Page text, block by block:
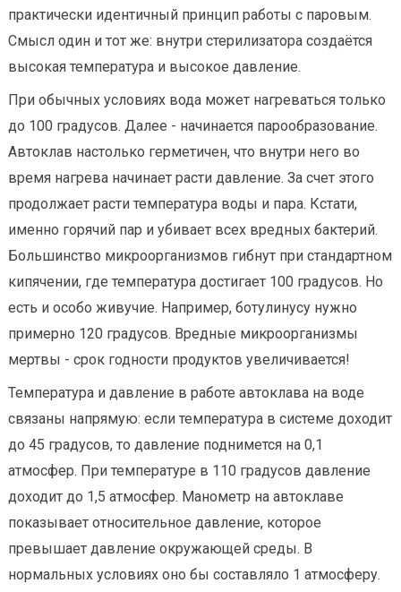
практически идентичный принцип работы с паровым.
Смысл один и тот же: внутри стерилизатора создаётся
высокая температура и высокое давление.
При обычных условиях вода может нагреваться только
до 100 градусов. Далее - начинается парообразование.
Автоклав настолько герметичен, что внутри него во
время нагрева начинает расти давление. За счет этого
продолжает расти температура воды и пара. Кстати,
именно горячий пар и убивает всех вредных бактерий.
Большинство микроорганизмов гибнут при стандартном
кипячении, где температура достигает 100 градусов. Но
есть и особо живучие. Например, ботулинусу нужно
примерно 120 градусов. Вредные микроорганизмы
мертвы - срок годности продуктов увеличивается!
Температура и давление в работе автоклава на воде
связаны напрямую: если температура в системе доходит
до 45 градусов, то давление поднимется на 0,1
атмосфер. При температуре в 110 градусов давление
доходит до 1,5 атмосфер. Манометр на автоклаве
показывает относительное давление, которое
превышает давление окружающей среды. В
нормальных условиях оно бы составляло 1 атмосферу.